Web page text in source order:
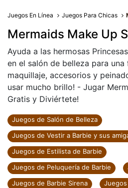
Juegos En Línea Juegos Para Chicas
Mermaids Make Up
Ayuda a las hermosas
en el salón de belleza para
maquillaje, accesorios y
usar mucho brillo! - Jugar
Gratis y Diviértete!
Juegos de Salón de Belleza
Juegos de Vestir a Barbie y sus
Juegos de Estilista de Barbie
Juegos de Peluquería de Barbie
Juegos de Barbie Sirena